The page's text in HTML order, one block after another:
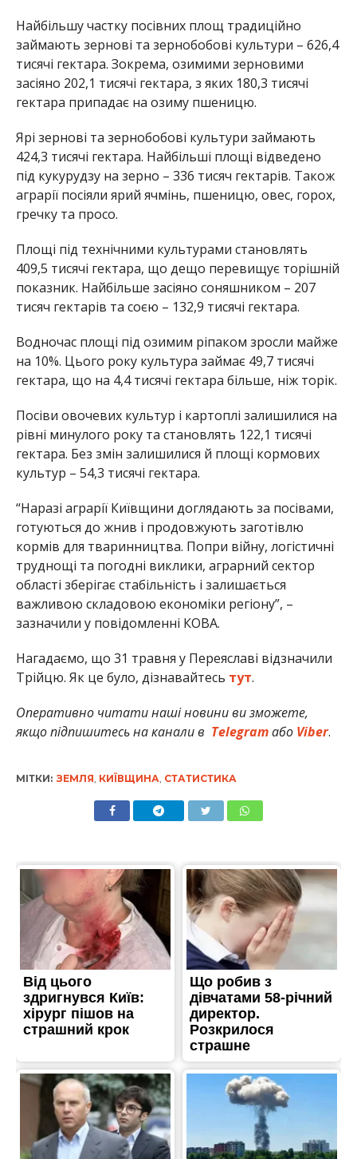
Найбільшу частку посівних площ традиційно
займають зернові та зернобобові культури – 626,4
тисячі гектара. Зокрема, озимими зерновими
засіяно 202,1 тисячі гектара, з яких 180,3 тисячі
гектара припадає на озиму пшеницю.
Ярі зернові та зернобобові культури займають
424,3 тисячі гектара. Найбільші площі відведено
під кукурудзу на зерно – 336 тисяч гектарів. Також
аграрії посіяли ярий ячмінь, пшеницю, овес, горох,
гречку та просо.
Площі під технічними культурами становлять
409,5 тисячі гектара, що дещо перевищує торішній
показник. Найбільше засіяно соняшником – 207
тисяч гектарів та соєю – 132,9 тисячі гектара.
Водночас площі під озимим ріпаком зросли майже
на 10%. Цього року культура займає 49,7 тисячі
гектара, що на 4,4 тисячі гектара більше, ніж торік.
Посіви овочевих культур і картоплі залишилися на
рівні минулого року та становлять 122,1 тисячі
гектара. Без змін залишилися й площі кормових
культур – 54,3 тисячі гектара.
“Наразі аграрії Київщини доглядають за посівами,
готуються до жнив і продовжують заготівлю
кормів для тваринництва. Попри війну, логістичні
труднощі та погодні виклики, аграрний сектор
області зберігає стабільність і залишається
важливою складовою економіки регіону”, –
зазначили у повідомленні КОВА.
Нагадаємо, що 31 травня у Переяславі відзначили
Трійцю. Як це було, дізнавайтесь тут.
Оперативно читати наші новини ви зможете,
якщо підпишитесь на канали в Telegramабо Viber.
МІТКИ: ЗЕМЛЯ КИЇВЩИНА СТАТИСТИКА